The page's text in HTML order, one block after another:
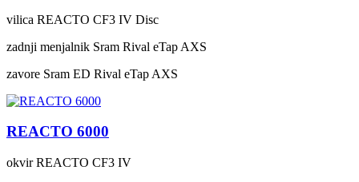
vilica REACTO CF3 IV Disc
zadnji menjalnik Sram Rival eTap AXS
zavore Sram ED Rival eTap AXS
REACTO 6000
okvir REACTO CF3 IV